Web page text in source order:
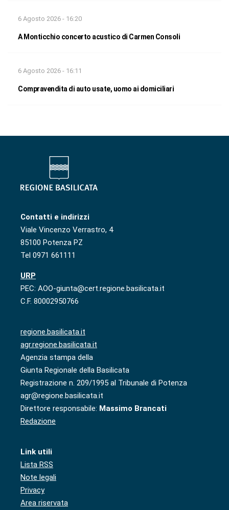
6 Agosto 2026 - 16:20
A Monticchio concerto acustico di Carmen Consoli
6 Agosto 2026 - 16:11
Compravendita di auto usate, uomo ai domiciliari
Contatti e indirizzi
Viale Vincenzo Verrastro, 4
85100 Potenza PZ
Tel 0971 661111
URP
PEC: AOO-giunta@cert.regione.basilicata.it
C.F. 80002950766
regione.basilicata.it
agr.regione.basilicata.it
Agenzia stampa della
Giunta Regionale della Basilicata
Registrazione n. 209/1995 al Tribunale di Potenza
agr@regione.basilicata.it
Direttore responsabile: Massimo Brancati
Redazione
Link utili
Lista RSS
Note legali
Privacy
Area riservata